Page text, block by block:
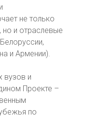
не только
и отраслевые
и Армении).
вузов и
Проекте –
по